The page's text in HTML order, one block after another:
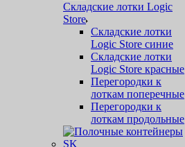
Складские лотки Logic
Store
Складские лотки
Logic Store синие
Складские лотки
Logic Store красные
Перегородки к
лоткам поперечные
Перегородки к
лоткам продольные